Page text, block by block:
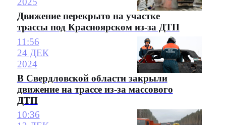
Движение перекрыто на участке
трассы под Красноярском из-за ДТП
11:56
24 ДЕК
2024
В Свердловской области закрыли
движение на трассе из-за массового
ДТП
10:36